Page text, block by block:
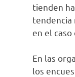
tienden
tendencia
en el caso
En las
los